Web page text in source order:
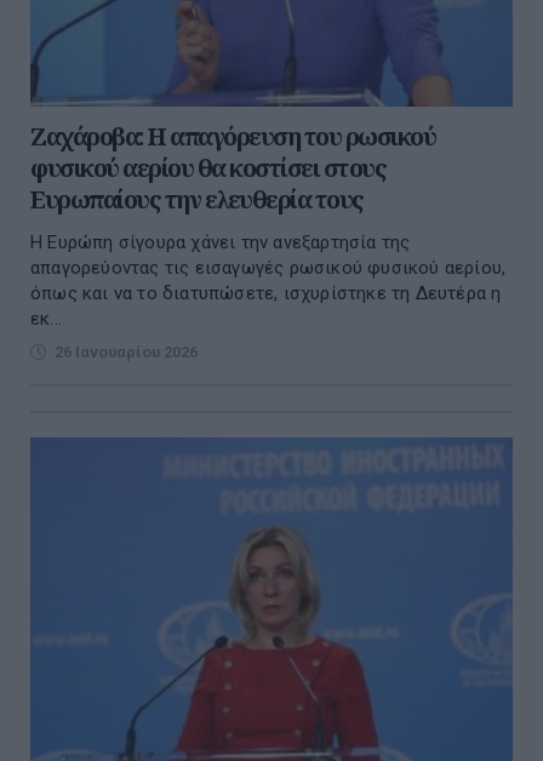
Ζαχάροβα: Η απαγόρευση του ρωσικού
φυσικού αερίου θα κοστίσει στους
Ευρωπαίους την ελευθερία τους
Η Ευρώπη σίγουρα χάνει την ανεξαρτησία της
απαγορεύοντας τις εισαγωγές ρωσικού φυσικού αερίου,
όπως και να το διατυπώσετε, ισχυρίστηκε τη Δευτέρα η
εκ...
26 Ιανουαρίου 2026